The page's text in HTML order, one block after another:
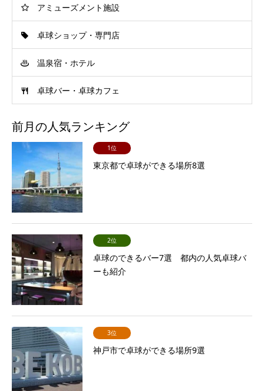
アミューズメント施設
卓球ショップ・専門店
温泉宿・ホテル
卓球バー・卓球カフェ
前月の人気ランキング
1位
東京都で卓球ができる場所8選
2位
卓球のできるバー7選 都内の人気卓球バ
ーも紹介
3位
神戸市で卓球ができる場所9選